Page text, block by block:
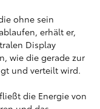
ohne sein
erhält er,
Display
wie die gerade zur
und verteilt wird.
die Energie von